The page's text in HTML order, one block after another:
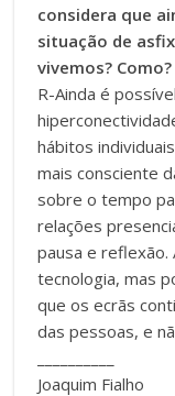
considera que
situação de
vivemos? Como?
R-Ainda é
hábitos
mais consciente
sobre o tempo
relações
pausa e reflexão.
tecnologia, mas
que os ecrãs
das pessoas, e
Joaquim Fialho